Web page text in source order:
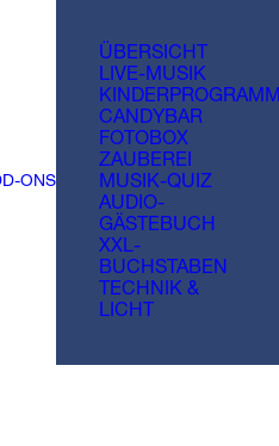
ONS
ÜBERSICHT
LIVE-MUSIK
KINDERPROGRAMM
CANDYBAR
FOTOBOX
ZAUBEREI
MUSIK-QUIZ
AUDIO-
GÄSTEBUCH
XXL-
BUCHSTABEN
TECHNIK &
LICHT